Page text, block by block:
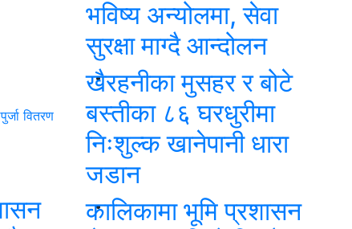
वितरण
भविष्य अन्योलमा, सेवा
सुरक्षा माग्दै आन्दोलन
खैरहनीका मुसहर र बोटे
बस्तीका ८६ घरधुरीमा
निःशुल्क खानेपानी धारा
जडान
कालिकामा भूमि प्रशासन